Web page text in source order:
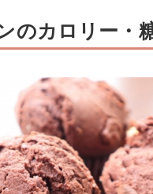
のカロリー・